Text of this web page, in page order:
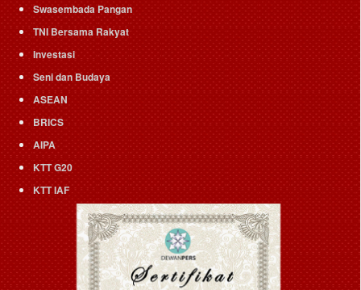
Swasembada Pangan
TNI Bersama Rakyat
Investasi
Seni dan Budaya
ASEAN
BRICS
AIPA
KTT G20
KTT IAF